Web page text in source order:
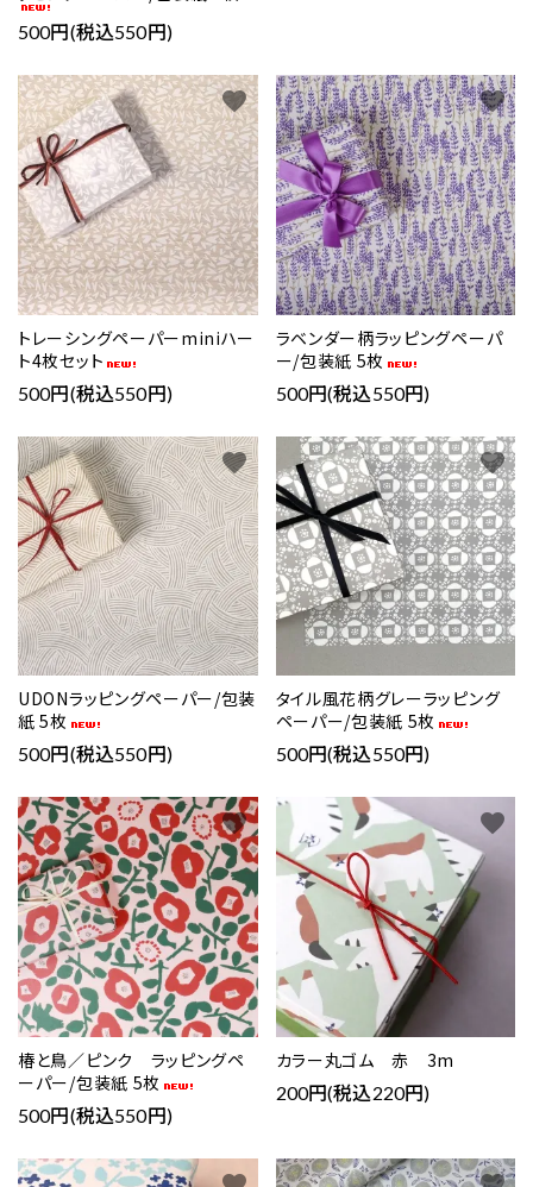
500円(税込550円)
トレーシングペーパーminiハー
ト4枚セット
500円(税込550円)
favorite
ラベンダー柄ラッピングペーパ
ー/包装紙 5枚
500円(税込550円)
favorite
UDONラッピングペーパー/包装
紙 5枚
500円(税込550円)
favorite
タイル風花柄グレーラッピング
ペーパー/包装紙 5枚
500円(税込550円)
favorite
椿と鳥／ピンク ラッピングペ
ーパー/包装紙 5枚
500円(税込550円)
favorite
カラー丸ゴム 赤 3m
200円(税込220円)
favorite